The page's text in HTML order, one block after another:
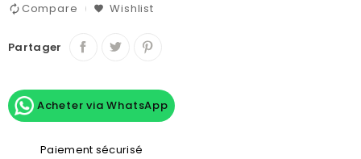
Compare Wishlist
Partager
Acheter via WhatsApp
Paiement sécurisé